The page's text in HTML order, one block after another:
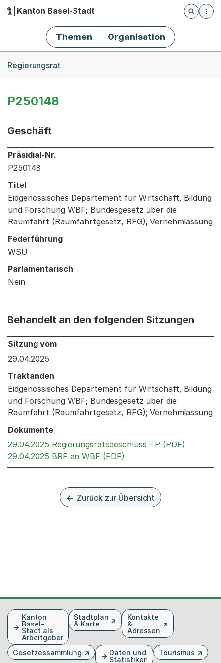
Hauptnavigation
Kanton Basel-Stadt
Öffnet
Themen Organisation
Regierungsrat
P250148
Geschäft
Informationen zum Ausgewählten Geschäft
Präsidial-Nr.
P250148
Titel
Eidgenössisches Departement für Wirtschaft, Bildung
und Forschung WBF; Bundesgesetz über die
Raumfahrt (Raumfahrtgesetz, RFG); Vernehmlassung
Federführung
WSU
Parlamentarisch
Nein
Behandelt an den folgenden Sitzungen
Behandelt an den folgenden Sitzungen: Informationen
Sitzung vom
29.04.2025
Traktanden
Eidgenössisches Departement für Wirtschaft, Bildung
und Forschung WBF; Bundesgesetz über die
Raumfahrt (Raumfahrtgesetz, RFG); Vernehmlassung
Dokumente
29.04.2025 Regierungsratsbeschluss - P (PDF)
29.04.2025 BRF an WBF (PDF)
Zurück zur Übersicht
FusszeileKanton
Basel-
Stadt als
Arbeitgeber
Stadtplan
& Karte
Kontakte
&
Adressen
Gesetzessammlung
Daten und
Statistiken
Tourismus